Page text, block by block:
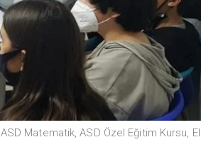
ASD Matematik,ASD Özel Eğitim Kursu,